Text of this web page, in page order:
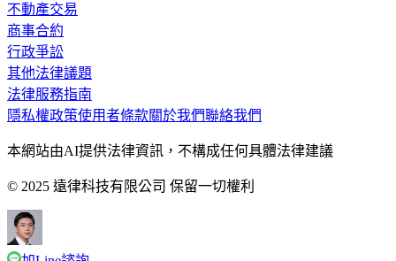
不動產交易
商事合約
行政爭訟
其他法律議題
法律服務指南
隱私權政策使用者條款關於我們聯絡我們
本網站由AI提供法律資訊，不構成任何具體法律建議
© 2025 遠律科技有限公司 保留一切權利